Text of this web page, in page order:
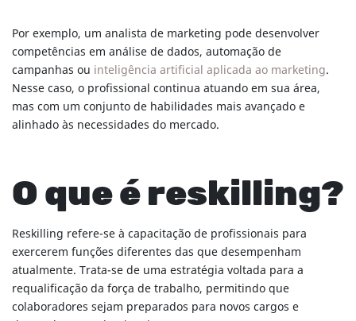
Por exemplo, um analista de marketing pode desenvolver
competências em análise de dados, automação de
campanhas ou inteligência artificial aplicada ao marketing.
Nesse caso, o profissional continua atuando em sua área,
mas com um conjunto de habilidades mais avançado e
alinhado às necessidades do mercado.
O que é reskilling?
Reskilling refere-se à capacitação de profissionais para
exercerem funções diferentes das que desempenham
atualmente. Trata-se de uma estratégia voltada para a
requalificação da força de trabalho, permitindo que
colaboradores sejam preparados para novos cargos e